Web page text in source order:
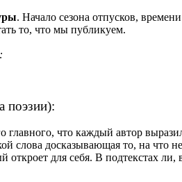
. Начало сезона отпусков,
то, что мы публикуем.
поэзии):
главного, что каждый автор
слова досказывающая то, на что
откроет для себя. В подтекстах